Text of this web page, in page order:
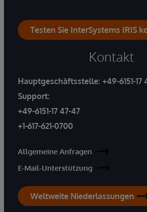
Testen Sie InterSystems IRIS
Kontakt
Hauptgeschäftsstelle: +49-6151-17
Support:
+49-6151-17 47-47
+1-617-621-0700
Allgemeine Anfragen
E-Mail-Unterstützung
Weltweite Niederlassungen